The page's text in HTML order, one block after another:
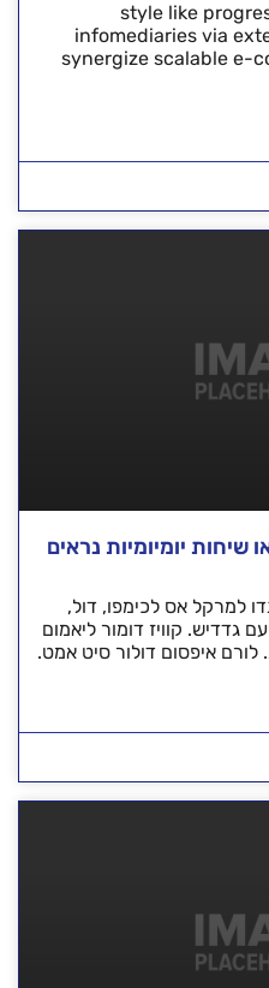
style like
infomediaries via
synergize scalable e-
שיחות יומיומיות נראים
למרקל אס לכימפו, דול,
גדדיש. קוויז דומור ליאמום
איפסום דולור סיט אמט.